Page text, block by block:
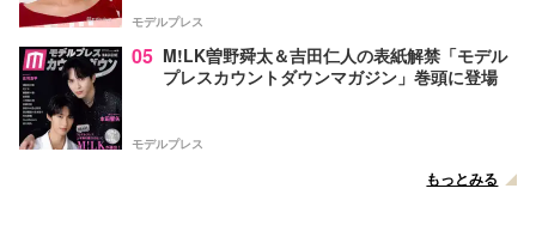
モデルプレス
05 M!LK曽野舜太＆吉田仁人の表紙解禁「モデル
プレスカウントダウンマガジン」巻頭に登場
モデルプレス
もっとみる